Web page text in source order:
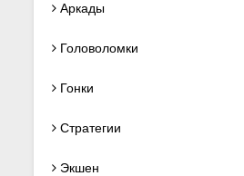
Аркады
Головоломки
Гонки
Стратегии
Экшен